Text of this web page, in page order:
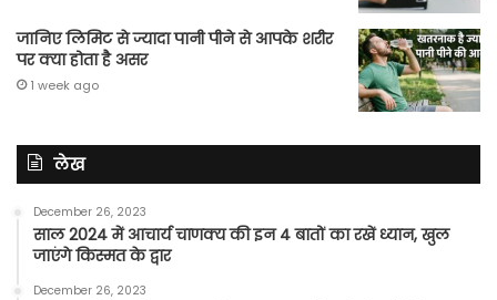
जानिए लिमिट से ज्यादा पानी पीने से आपके शरीर
पर क्या होता है असर
1 week ago
लेख
December 26, 2023
साल 2024 में आचार्य चाणक्य की इन 4 बातों का रखें ध्यान, खुल
जाएंगे किस्मत के द्वार
December 26, 2023